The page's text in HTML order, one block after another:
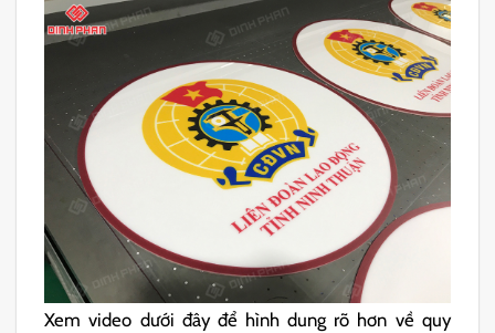
Xem video dưới đây để hình dung rõ hơn về quy